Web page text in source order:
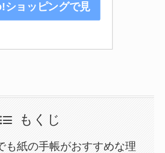
ショッピングで見
もくじ
も紙の手帳がおすすめな理